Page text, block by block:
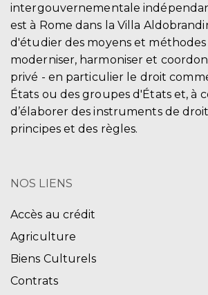
intergouvernementale
est à Rome dans la Villa
d'étudier des moyens et
moderniser, harmoniser et
privé - en particulier le droit
États ou des groupes d'États et, à
d’élaborer des instruments de
principes et des règles.
NOS LIENS
Accès au crédit
Agriculture
Biens Culturels
Contrats